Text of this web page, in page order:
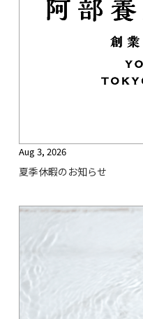
Aug 3, 2026
夏季休暇のお知らせ